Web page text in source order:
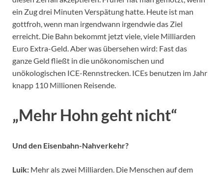
ein Zug drei Minuten Verspätung hatte. Heute ist man
gottfroh, wenn man irgendwann irgendwie das Ziel
erreicht. Die Bahn bekommt jetzt viele, viele Milliarden
Euro Extra-Geld. Aber was übersehen wird: Fast das
ganze Geld fließt in die unökonomischen und
unökologischen ICE-Rennstrecken. ICEs benutzen im Jahr
knapp 110 Millionen Reisende.
„Mehr Hohn geht nicht“
Und den Eisenbahn-Nahverkehr?
Luik: Mehr als zwei Milliarden. Die Menschen auf dem